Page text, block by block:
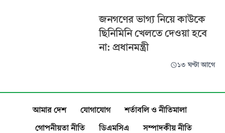
জনগণের ভাগ্য নিয়ে কাউকে
ছিনিমিনি খেলতে দেওয়া হবে
না: প্রধানমন্ত্রী
১৩ ঘণ্টা আগে
আমার দেশ যোগাযোগ
শর্তাবলি ও নীতিমালা
গোপনীয়তা নীতি
ডিএমসিএ সম্পাদকীয় নীতি